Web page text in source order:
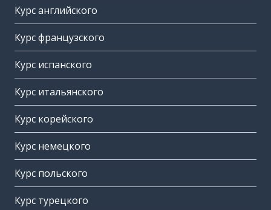
Курс английского
Курс французского
Курс испанского
Курс итальянского
Курс корейского
Курс немецкого
Курс польского
Курс турецкого